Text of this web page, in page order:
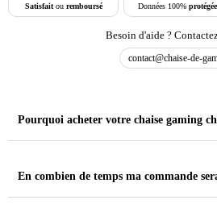
Satisfaitou remboursé Données 100%
Besoin d'aide ?
contact@chaise-de-
Pourquoi acheter votre chaise gaming
En combien de temps ma commande